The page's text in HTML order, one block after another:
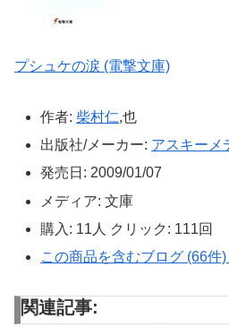
プシュケの涙 (電撃文庫)
作者: 柴村仁,也
出版社/メーカー: アスキーメ
発売日: 2009/01/07
メディア: 文庫
購入 : 11人 クリック : 111回
この商品を含むブログ (66件)
関連記事: